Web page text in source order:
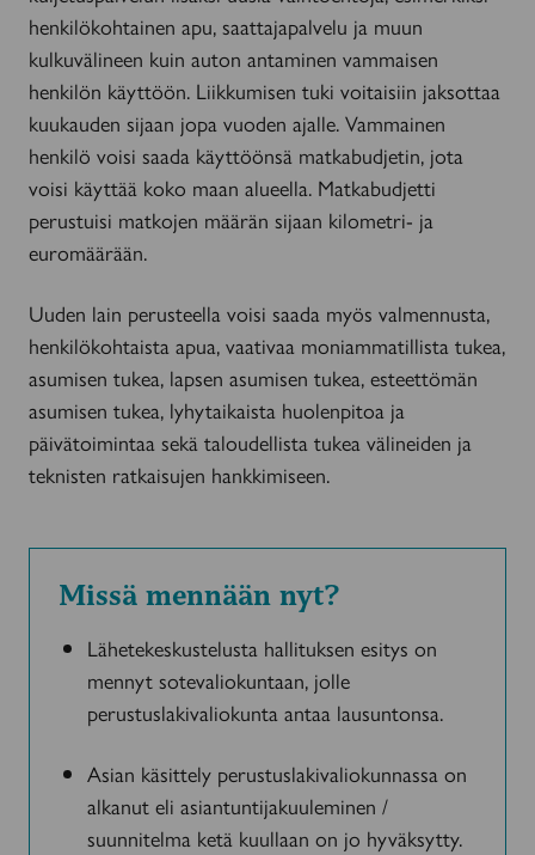
henkilökohtainen apu, saattajapalvelu ja muun
kulkuvälineen kuin auton antaminen vammaisen
henkilön käyttöön. Liikkumisen tuki voitaisiin jaksottaa
kuukauden sijaan jopa vuoden ajalle. Vammainen
henkilö voisi saada käyttöönsä matkabudjetin, jota
voisi käyttää koko maan alueella. Matkabudjetti
perustuisi matkojen määrän sijaan kilometri- ja
euromäärään.
Uuden lain perusteella voisi saada myös valmennusta,
henkilökohtaista apua, vaativaa moniammatillista tukea,
asumisen tukea, lapsen asumisen tukea, esteettömän
asumisen tukea, lyhytaikaista huolenpitoa ja
päivätoimintaa sekä taloudellista tukea välineiden ja
teknisten ratkaisujen hankkimiseen.
Missä mennään nyt?
Lähetekeskustelusta hallituksen esitys on
mennyt sotevaliokuntaan, jolle
perustuslakivaliokunta antaa lausuntonsa.
Asian käsittely perustuslakivaliokunnassa on
alkanut eli asiantuntijakuuleminen /
suunnitelma ketä kuullaan on jo hyväksytty.